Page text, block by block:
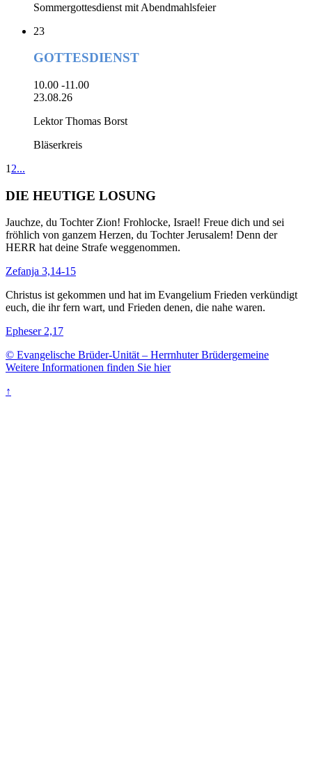
Sommergottesdienst mit Abendmahlsfeier
23
GOTTESDIENST
10.00 -11.00
23.08.26
Lektor Thomas Borst
Bläserkreis
1 2...
DIE HEUTIGE LOSUNG
Jauchze, du Tochter Zion! Frohlocke, Israel! Freue dich und sei
fröhlich von ganzem Herzen, du Tochter Jerusalem! Denn der
HERR hat deine Strafe weggenommen.
Zefanja 3,14-15
Christus ist gekommen und hat im Evangelium Frieden verkündigt
euch, die ihr fern wart, und Frieden denen, die nahe waren.
Epheser 2,17
© Evangelische Brüder-Unität – Herrnhuter Brüdergemeine
Weitere Informationen finden Sie hier
↑